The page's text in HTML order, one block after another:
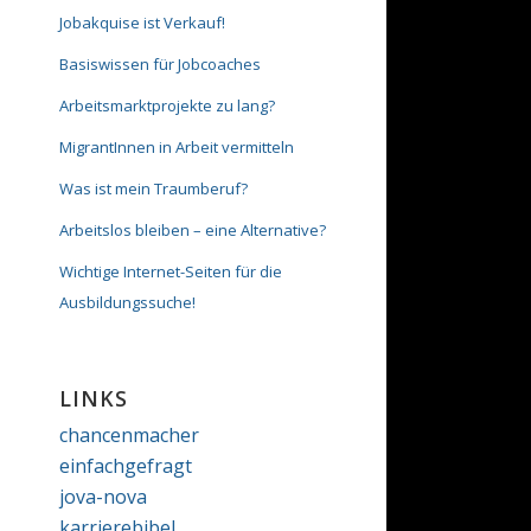
Jobakquise ist Verkauf!
Basiswissen für Jobcoaches
Arbeitsmarktprojekte zu lang?
MigrantInnen in Arbeit vermitteln
Was ist mein Traumberuf?
Arbeitslos bleiben – eine Alternative?
Wichtige Internet-Seiten für die
Ausbildungssuche!
LINKS
chancenmacher
einfachgefragt
jova-nova